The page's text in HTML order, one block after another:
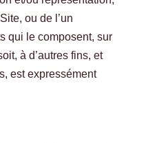
ou de l’un
qui le composent, sur
à d’autres fins, et
est expressément